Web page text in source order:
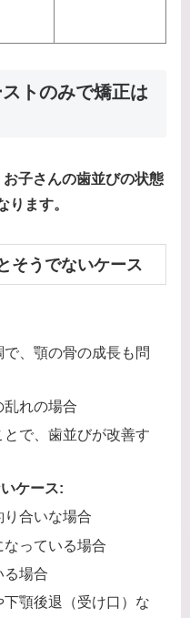
トのみで矯正は
子さんの歯並びの状態
ります。
そうでないケース
、顎の骨の成長も問
乱れの場合
で、歯並びが改善す
ケース:
合いな場合
っている場合
る場合
下顎後退（受け口）な